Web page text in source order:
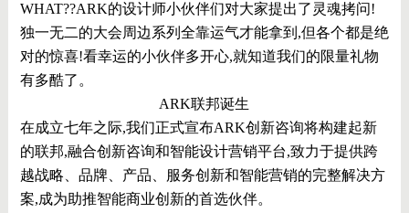
WHAT??ARK的设计师小伙伴们对大家提出了灵魂拷问!
独一无二的大会周边系列全靠运气才能拿到,但各个都是绝
对的惊喜!看幸运的小伙伴多开心,就知道我们的限量礼物
有多酷了。
ARK联邦诞生
在成立七年之际,我们正式宣布ARK创新咨询将构建起新
的联邦,融合创新咨询和智能设计营销平台,致力于提供跨
越战略、品牌、产品、服务创新和智能营销的完整解决方
案,成为助推智能商业创新的首选伙伴。